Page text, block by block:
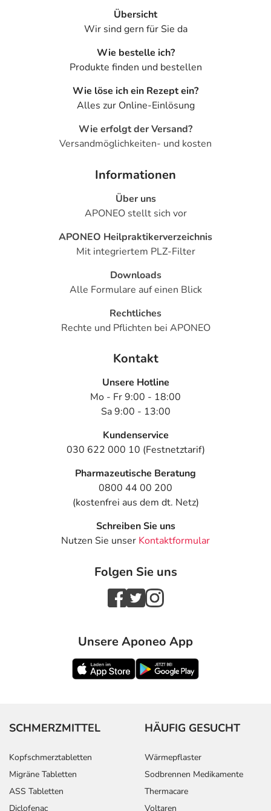
Übersicht
Wir sind gern für Sie da
Wie bestelle ich?
Produkte finden und bestellen
Wie löse ich ein Rezept ein?
Alles zur Online-Einlösung
Wie erfolgt der Versand?
Versandmöglichkeiten- und kosten
Informationen
Über uns
APONEO stellt sich vor
APONEO Heilpraktikerverzeichnis
Mit integriertem PLZ-Filter
Downloads
Alle Formulare auf einen Blick
Rechtliches
Rechte und Pflichten bei APONEO
Kontakt
Unsere Hotline
Mo - Fr 9:00 - 18:00
Sa 9:00 - 13:00
Kundenservice
030 622 000 10 (Festnetztarif)
Pharmazeutische Beratung
0800 44 00 200
(kostenfrei aus dem dt. Netz)
Schreiben Sie uns
Nutzen Sie unser Kontaktformular
Folgen Sie uns
Unsere Aponeo App
SCHMERZMITTEL
Kopfschmerztabletten
Migräne Tabletten
ASS Tabletten
Diclofenac
HÄUFIG GESUCHT
Wärmepflaster
Sodbrennen Medikamente
Thermacare
Voltaren